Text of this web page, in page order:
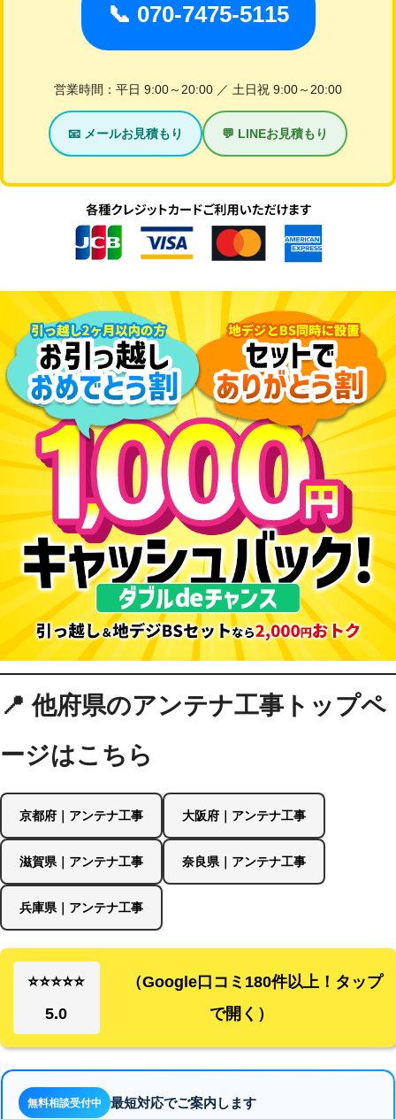
📞 070-7475-5115
営業時間：平日 9:00～20:00 ／ 土日祝 9:00～20:00
📧 メールお見積もり 💬 LINEお見積もり
📍 他府県のアンテナ工事トップペ
ージはこちら
京都府｜アンテナ工事 大阪府｜アンテナ工事
滋賀県｜アンテナ工事 奈良県｜アンテナ工事
兵庫県｜アンテナ工事
⭐⭐⭐⭐⭐
5.0
（Google口コミ180件以上！タップ
で開く）
無料相談受付中 最短対応でご案内します